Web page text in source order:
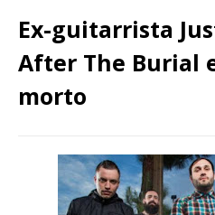
Ex-guitarrista
After The Burial
morto